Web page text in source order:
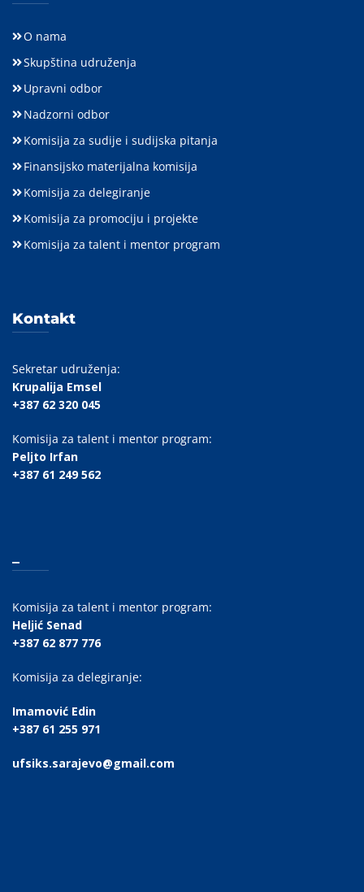
O nama
Skupština udruženja
Upravni odbor
Nadzorni odbor
Komisija za sudije i sudijska pitanja
Finansijsko materijalna komisija
Komisija za delegiranje
Komisija za promociju i projekte
Komisija za talent i mentor program
Kontakt
Sekretar udruženja:
Krupalija Emsel
+387 62 320 045
Komisija za talent i mentor program:
Peljto Irfan
+387 61 249 562
Komisija za talent i mentor program:
Heljić Senad
+387 62 877 776
Komisija za delegiranje:
Imamović Edin
+387 61 255 971
ufsiks.sarajevo@gmail.com